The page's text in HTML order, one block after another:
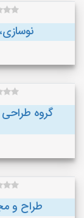
طراح و